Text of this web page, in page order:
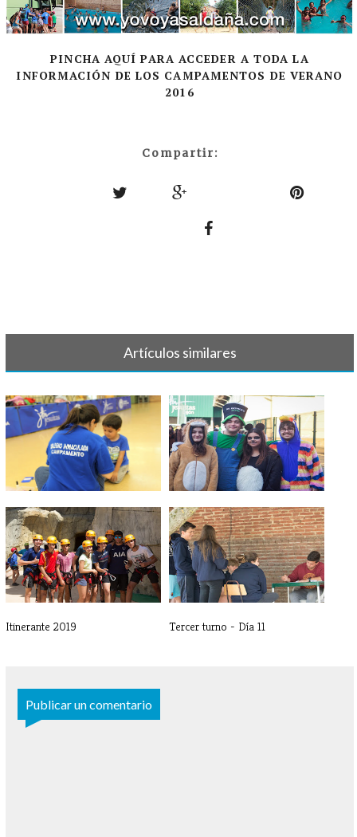
PINCHA AQUÍ PARA ACCEDER A TODA LA
INFORMACIÓN DE LOS CAMPAMENTOS DE VERANO
2016
Compartir:
Artículos similares
Colonia/campamento urbano -
Día 1
VI Fiesta Solidaria de Carnaval
Itinerante 2019 Tercer turno - Día 11
Publicar un comentario